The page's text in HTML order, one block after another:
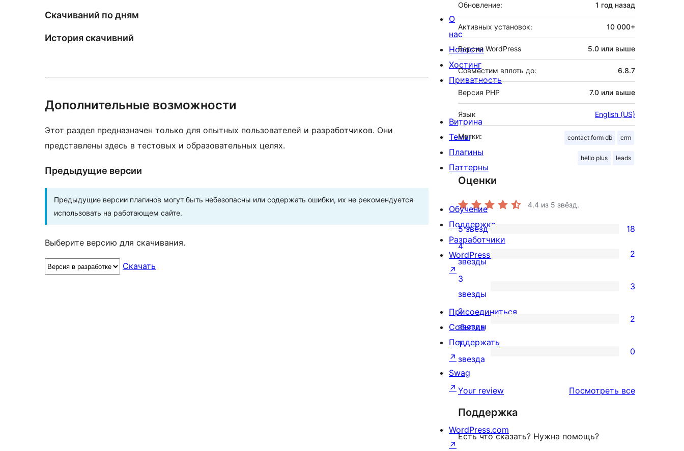
Скачиваний по дням
История скачивний
Дополнительные возможности
Этот раздел предназначен только для опытных пользователей и разработчиков. Они
представлены здесь в тестовых и образовательных целях.
Предыдущие версии
Предыдущие версии плагинов могут быть небезопасны или содержать ошибки, их не рекомендуется
использовать на работающем сайте.
Выберите версию для скачивания.
Скачать
Обновление: 1 год назад
Активных установок: 10 000+
Версия WordPress 5.0 или выше
Совместим вплоть до: 6.8.7
Версия PHP 7.0 или выше
Язык English (US)
Метки: contact form db crm
hello plus leads
Оценки
4.4 из 5 звёзд.
18
5-
звездный
отзыв
5 звёзд 18
2
4-
звездный
отзыв
4
звезды
2
3
3-
звездный
отзыв
3
звезды
3
2
2-
звездный
отзыв
2
звезды
2
0
1-
звездный
1
звезда
0
Your review Посмотреть всеотзывы
Поддержка
Есть что сказать? Нужна помощь?
О
нас
Новости
Хостинг
Приватность
Витрина
Темы
Плагины
Паттерны
Обучение
Поддержка
Разработчики
WordPress.TV
↗
Присоединиться
События
Поддержать
↗
Swag
↗
WordPress.com
↗